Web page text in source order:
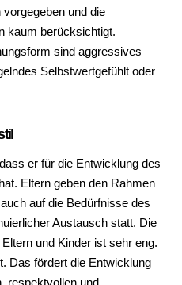
und die
kaum berücksichtigt.
sind aggressives
Selbstwertgefühlt oder
er für die Entwicklung des
Eltern geben den Rahmen
auf die Bedürfnisse des
Austausch statt. Die
und Kinder ist sehr eng.
Das fördert die Entwicklung
respektvollen und